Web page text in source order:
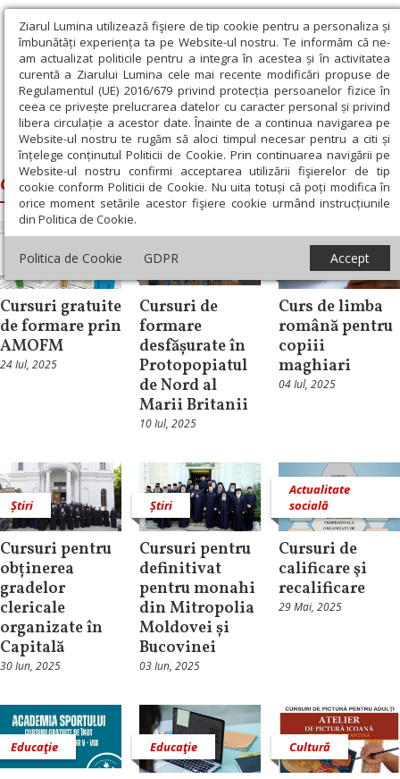
Ziarul Lumina utilizează fişiere de tip cookie pentru a personaliza și
îmbunătăți experiența ta pe Website-ul nostru. Te informăm că ne-
am actualizat politicile pentru a integra în acestea și în activitatea
curentă a Ziarului Lumina cele mai recente modificări propuse de
Regulamentul (UE) 2016/679 privind protecția persoanelor fizice în
ceea ce privește prelucrarea datelor cu caracter personal și privind
libera circulație a acestor date. Înainte de a continua navigarea pe
Website-ul nostru te rugăm să aloci timpul necesar pentru a citi și
înțelege conținutul Politicii de Cookie. Prin continuarea navigării pe
Website-ul nostru confirmi acceptarea utilizării fişierelor de tip
cookie conform Politicii de Cookie. Nu uita totuși că poți modifica în
orice moment setările acestor fişiere cookie urmând instrucțiunile
din Politica de Cookie.
Politica de Cookie GDPR Accept
Ziarul Lumina › curs
curs
socială
Cursuri gratuite
de formare prin
AMOFM
24 Iul, 2025
Știri
Cursuri de
formare
desfășurate în
Protopopiatul
de Nord al
Marii Britanii
10 Iul, 2025
Educaţie
Curs de limba
română pentru
copiii
maghiari
04 Iul, 2025
Știri
Cursuri pentru
obținerea
gradelor
clericale
organizate în
Capitală
30 Iun, 2025
Știri
Cursuri pentru
definitivat
pentru monahi
din Mitropolia
Moldovei și
Bucovinei
03 Iun, 2025
Actualitate
socială
Cursuri de
calificare şi
recalificare
29 Mai, 2025
Educaţie Educaţie Cultură